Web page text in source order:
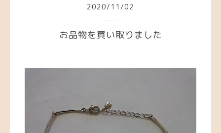
2020/ 11 /02
お品物を買い取りました